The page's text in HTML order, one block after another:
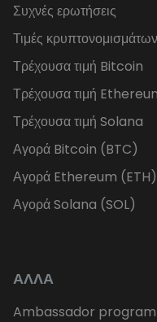
Συχνές ερωτήσεις
Τιμές κρυπτονομισμάτων
Τρέχουσα τιμή Bitcoin
Τρέχουσα τιμή
Τρέχουσα τιμή Solana
Αγορά Bitcoin (BTC)
Αγορά Ethereum (ETH)
Αγορά Solana (SOL)
ΑΛΛΑ
Ambassador program